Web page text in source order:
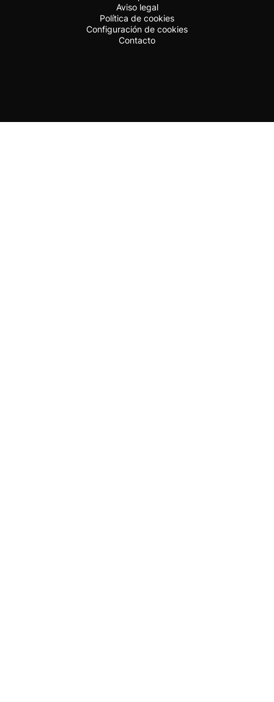
Aviso legal
Política de cookies
Configuración de cookies
Contacto